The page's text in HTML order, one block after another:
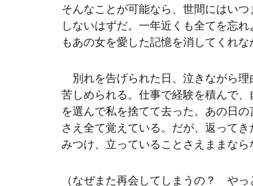
そんなことが可能なら、世間にはい
しないはずだ。一年近くも全てを忘
もあの女を愛した記憶を消してくれな
別れを告げられた日、泣きながら
苦しめられる。仕事で経験を積んで
を選んで私を捨てて去った。あの日
さえ全て覚えている。だが、返って
みつけ、立っていることさえままなら
（なぜまた再会してしまうの？　や